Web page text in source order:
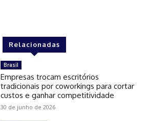
Relacionadas
Brasil
Empresas trocam escritórios
tradicionais por coworkings para cortar
custos e ganhar competitividade
30 de junho de 2026